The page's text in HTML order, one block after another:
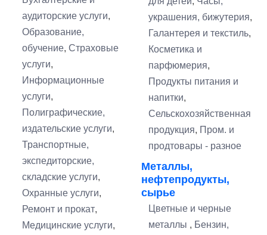
аудиторские услуги,
Образование,
обучение, Страховые
услуги,
Информационные
услуги,
Полиграфические,
издательские услуги,
Транспортные,
экспедиторские,
складские услуги,
Охранные услуги,
Ремонт и прокат,
Медицинские услуги,
украшения, бижутерия,
Галантерея и текстиль,
Косметика и
парфюмерия,
Продукты питания и
напитки,
Сельскохозяйственная
продукция, Пром. и
продтовары - разное
Металлы,
нефтепродукты,
сырье
Цветные и черные
металлы , Бензин,